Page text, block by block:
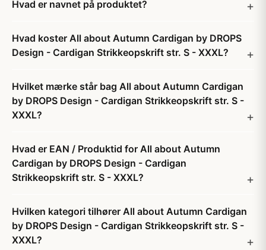
Hvad er navnet på produktet?
Hvad koster All about Autumn Cardigan by DROPS
Design - Cardigan Strikkeopskrift str. S - XXXL?
Hvilket mærke står bag All about Autumn Cardigan
by DROPS Design - Cardigan Strikkeopskrift str. S -
XXXL?
Hvad er EAN / Produktid for All about Autumn
Cardigan by DROPS Design - Cardigan
Strikkeopskrift str. S - XXXL?
Hvilken kategori tilhører All about Autumn Cardigan
by DROPS Design - Cardigan Strikkeopskrift str. S -
XXXL?